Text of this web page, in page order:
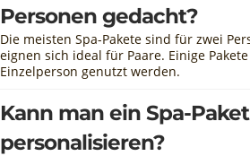
Personen gedacht?
Die meisten Spa-Pakete sind für zwei
eignen sich ideal für Paare. Einige
Einzelperson genutzt werden.
Kann man ein Spa-Paket
personalisieren?